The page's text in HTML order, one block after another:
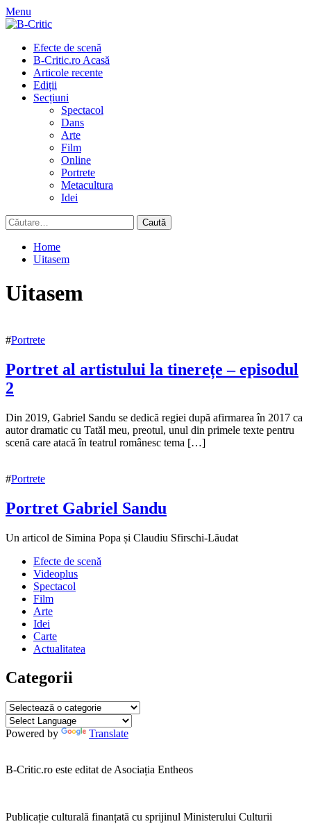
Skip
to
Menu
Primary
Menu
Efecte de scenă
B-Critic.ro Acasă
Articole recente
Ediții
Secțiuni
Spectacol
Dans
Arte
Film
Online
Portrete
Metacultura
Idei
Caută
după:
Home
Uitasem
Uitasem
#Portrete
Portret al artistului la tinerețe – episodul
2
19
mai
202320
Din 2019, Gabriel Sandu se dedică regiei după afirmarea în 2017 ca
autor dramatic cu Tatăl meu, preotul, unul din primele texte pentru
scenă care atacă în teatrul românesc tema […]
#Portrete
Portret Gabriel Sandu
15
2020
16
noiembrie
2020
Un articol de Simina Popa și Claudiu Sfirschi-Lăudat
Efecte de scenă
Videoplus
Spectacol
Film
Arte
Idei
Carte
Actualitatea
Categorii
Categorii
Powered by Translate
B-Critic.ro este editat de Asociația Entheos
Publicație culturală finanțată cu sprijinul Ministerului Culturii